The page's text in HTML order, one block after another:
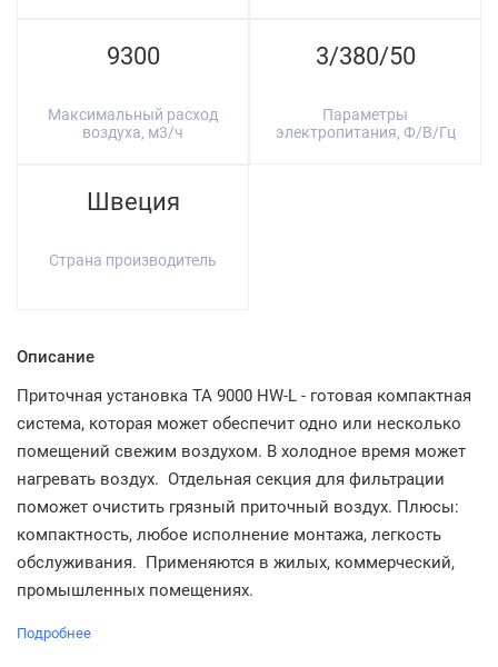
9300
Максимальный расход
воздуха, м3/ч
3/380/50
Параметры
электропитания, Ф/В/Гц
Швеция
Страна производитель
Описание
Приточная установка TA 9000 HW-L - готовая компактная
система, которая может обеспечит одно или несколько
помещений свежим воздухом. В холодное время может
нагревать воздух. Отдельная секция для фильтрации
поможет очистить грязный приточный воздух. Плюсы:
компактность, любое исполнение монтажа, легкость
обслуживания. Применяются в жилых, коммерческий,
промышленных помещениях.
Подробнее